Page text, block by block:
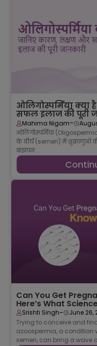
ओलिगोस्पर्मिया
सफल इलाज की पूरी
Mahima Nigam-
ओलिगोस्पर्मिया
के वीर्य (semen) में शुक्राणुओं
बांझपन ...
Can You Get
Here’s What
Srishti Singh-
June 26,
Trying to conceive and
azoospermia, a condition
semen, can bring a wave